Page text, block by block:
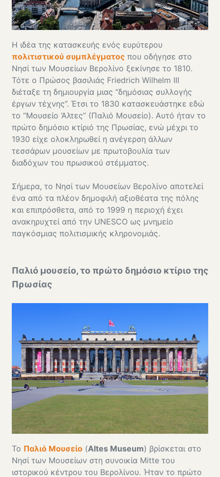
Η ιδέα της κατασκευής ενός ευρύτερου
πολιτιστικού συμπλέγματος που οδήγησε στο
Νησί των Μουσείων Βερολίνο ξεκίνησε το 1810.
Τότε ο Πρώσος βασιλιάς Friedrich Wilhelm III
διέταξε τη δημιουργία μιας “δημόσιας συλλογής
έργων τέχνης”. Έτσι το 1830 κατασκευάστηκε εδώ
το “Μουσείο ‘Αλτες” (Παλιό Μουσείο). Αυτό ήταν το
πρώτο δημόσιο κτίριό της Πρωσίας, ενώ μέχρι το
1930 είχε ολοκληρωθεί η ανέγερση άλλων
τεσσάρων μουσείων με πρωτοβουλία των
διαδόχων του πρωσικού στέμματος.
Σήμερα, το Νησί των Μουσείων Βερολίνο αποτελεί
ένα από τα πλέον δημοφιλή αξιοθέατα της πόλης
και επιπρόσθετα, από το 1999 η περιοχή έχει
ανακηρυχτεί από την UNESCO ως μνημείο
παγκόσμιας πολιτισμικής κληρονομιάς.
Παλιό μουσείο, το πρώτο δημόσιο κτίριο της
Πρωσίας
Το Παλιό Μουσείο (Altes Museum) βρίσκεται στο
Νησί των Μουσείων στη συνοικία Mitte του
ιστορικού κέντρου του Βερολίνου. Ήταν το πρώτο